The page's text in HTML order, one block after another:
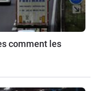
comment les